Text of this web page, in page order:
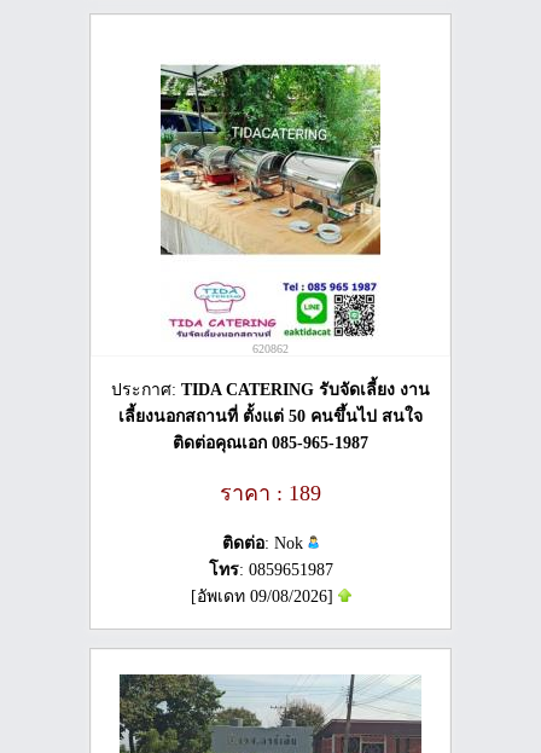
620862
ประกาศ: TIDA CATERING รับจัดเลี้ยง งาน
เลี้ยงนอกสถานที่ ตั้งแต่ 50 คนขึ้นไป สนใจ
ติดต่อคุณเอก 085-965-1987
ราคา : 189
ติดต่อ: Nok
โทร: 0859651987
[อัพเดท 09/08/2026]